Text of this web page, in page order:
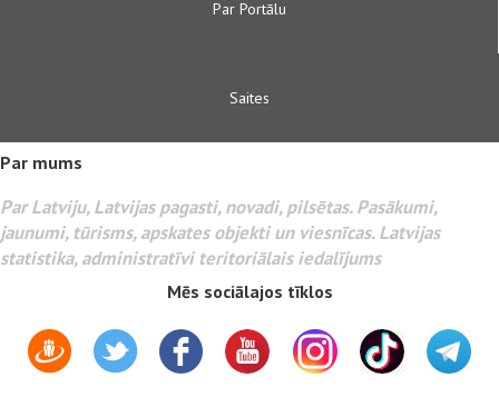
Par Portālu
Saites
Par mums
Par Latviju, Latvijas pagasti, novadi, pilsētas. Pasākumi,
jaunumi, tūrisms, apskates objekti un viesnīcas. Latvijas
statistika, administratīvi teritoriālais iedalījums
Mēs sociālajos tīklos